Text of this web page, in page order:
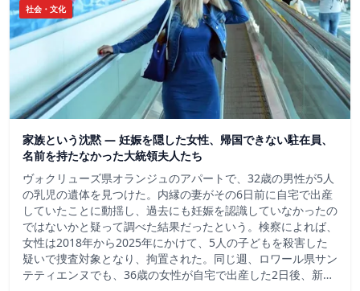
社会・文化
家族という沈黙 ― 妊娠を隠した女性、帰国できない駐在員、
名前を持たなかった大統領夫人たち
ヴォクリューズ県オランジュのアパートで、32歳の男性が5人
の乳児の遺体を見つけた。内縁の妻がその6日前に自宅で出産
していたことに動揺し、過去にも妊娠を認識していなかったの
ではないかと疑って調べた結果だったという。検察によれば、
女性は2018年から2025年にかけて、5人の子どもを殺害した
疑いで捜査対象となり、拘置された。同じ週、ロワール県サン
テティエンヌでも、36歳の女性が自宅で出産した2日後、新…